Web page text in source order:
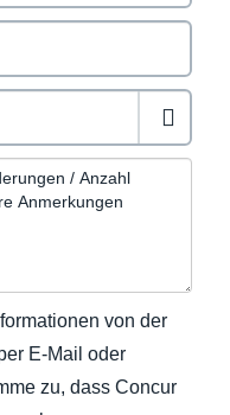
von der
E-Mail oder
zu, dass Concur